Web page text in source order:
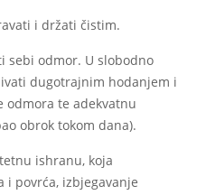
i držati čistim.
sebi odmor. U slobodno
dugotrajnim hodanjem i
odmora te adekvatnu
obrok tokom dana).
ishranu, koja
i povrća, izbjegavanje